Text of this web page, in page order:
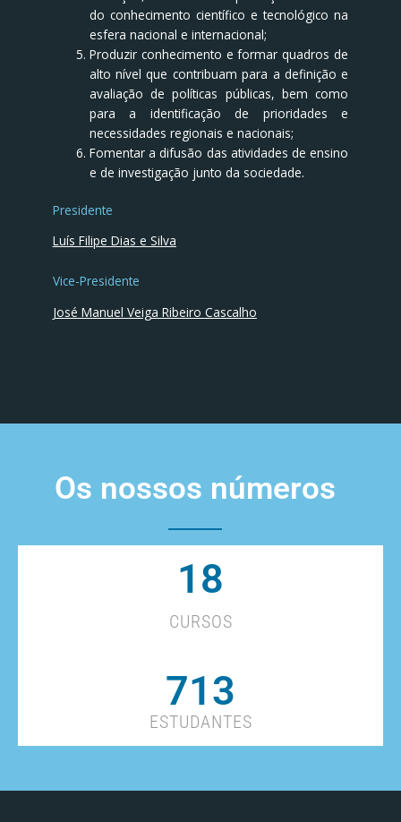
do conhecimento científico e tecnológico na
esfera nacional e internacional;
Produzir conhecimento e formar quadros de
alto nível que contribuam para a definição e
avaliação de políticas públicas, bem como
para a identificação de prioridades e
necessidades regionais e nacionais;
Fomentar a difusão das atividades de ensino
e de investigação junto da sociedade.
Presidente
Luís Filipe Dias e Silva
Vice-Presidente
José Manuel Veiga Ribeiro Cascalho
Os nossos números
CURSOS
18
ESTUDANTES
713